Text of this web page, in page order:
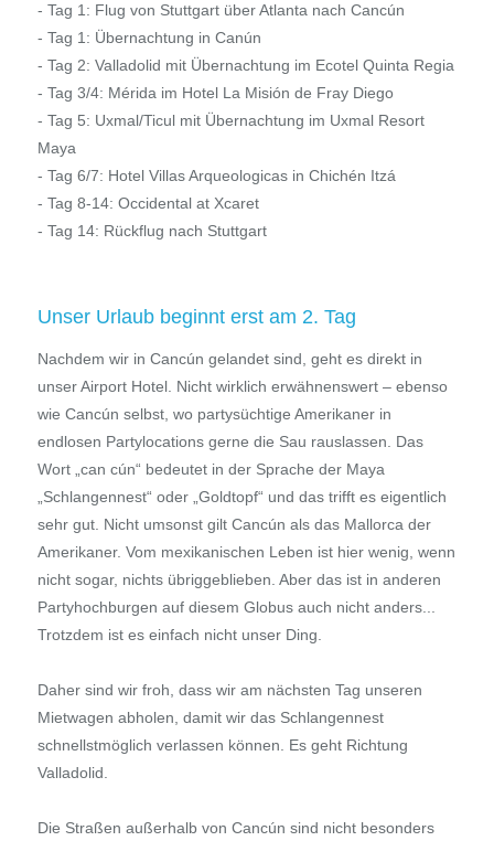
- Tag 1: Flug von Stuttgart über Atlanta nach Cancún
- Tag 1: Übernachtung in Canún
- Tag 2: Valladolid mit Übernachtung im Ecotel Quinta Regia
- Tag 3/4: Mérida im Hotel La Misión de Fray Diego
- Tag 5: Uxmal/Ticul mit Übernachtung im Uxmal Resort
Maya
- Tag 6/7: Hotel Villas Arqueologicas in Chichén Itzá
- Tag 8-14: Occidental at Xcaret
- Tag 14: Rückflug nach Stuttgart
Unser Urlaub beginnt erst am 2. Tag
Nachdem wir in Cancún gelandet sind, geht es direkt in
unser Airport Hotel. Nicht wirklich erwähnenswert – ebenso
wie Cancún selbst, wo partysüchtige Amerikaner in
endlosen Partylocations gerne die Sau rauslassen. Das
Wort „can cún“ bedeutet in der Sprache der Maya
„Schlangennest“ oder „Goldtopf“ und das trifft es eigentlich
sehr gut. Nicht umsonst gilt Cancún als das Mallorca der
Amerikaner. Vom mexikanischen Leben ist hier wenig, wenn
nicht sogar, nichts übriggeblieben. Aber das ist in anderen
Partyhochburgen auf diesem Globus auch nicht anders...
Trotzdem ist es einfach nicht unser Ding.
Daher sind wir froh, dass wir am nächsten Tag unseren
Mietwagen abholen, damit wir das Schlangennest
schnellstmöglich verlassen können. Es geht Richtung
Valladolid.
Die Straßen außerhalb von Cancún sind nicht besonders